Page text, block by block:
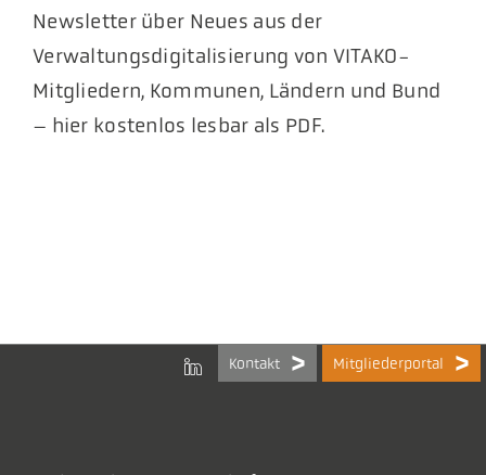
Newsletter über Neues aus der
Verwaltungsdigitalisierung von VITAKO-
Mitgliedern, Kommunen, Ländern und Bund
– hier kostenlos lesbar als PDF.
Kontakt Mitgliederportal